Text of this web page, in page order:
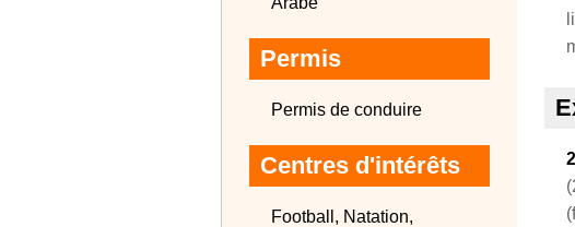
Permis
Permis de conduire
Centres d'intérêts
Football, Natation,